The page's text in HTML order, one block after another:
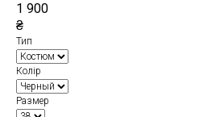
1 900
₴
Тип
Колір
Размер